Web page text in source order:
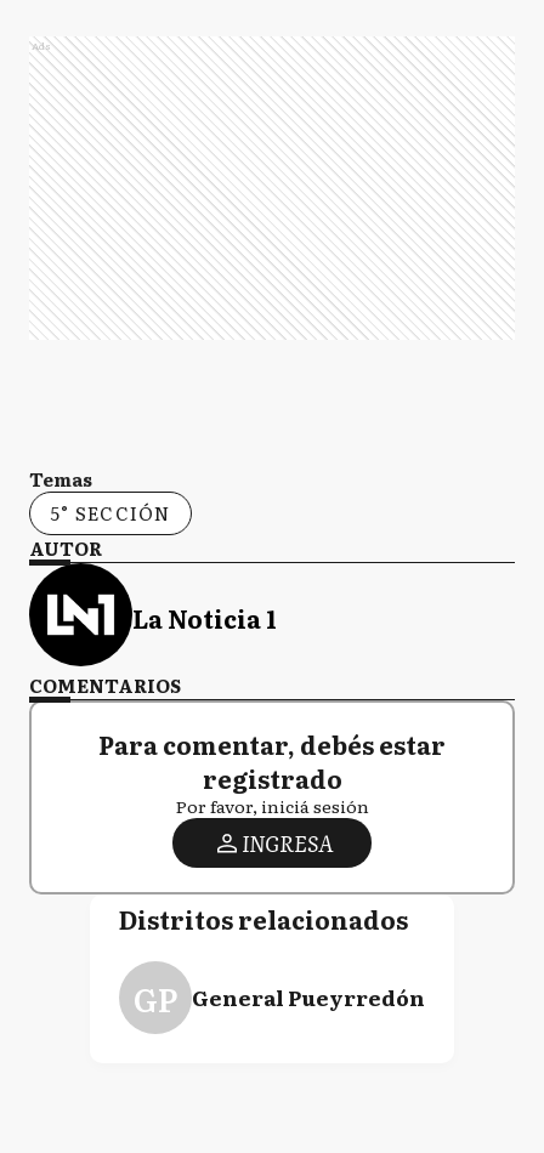
Ads
Temas
5° SECCIÓN
AUTOR
La Noticia 1
COMENTARIOS
Para comentar, debés estar
registrado
Por favor, iniciá sesión
INGRESA
Distritos relacionados
GP General Pueyrredón